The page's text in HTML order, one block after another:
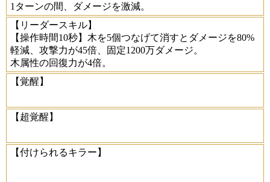
1ターンの間、ダメージを激減。
【リーダースキル】
【操作時間10秒】木を5個つなげて消すとダメージを80%
軽減、攻撃力が45倍、固定1200万ダメージ。
木属性の回復力が4倍。
【覚醒】
【超覚醒】
【付けられるキラー】